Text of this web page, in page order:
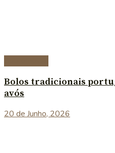
Bolos tradicionais
avós
20 de Junho, 2026